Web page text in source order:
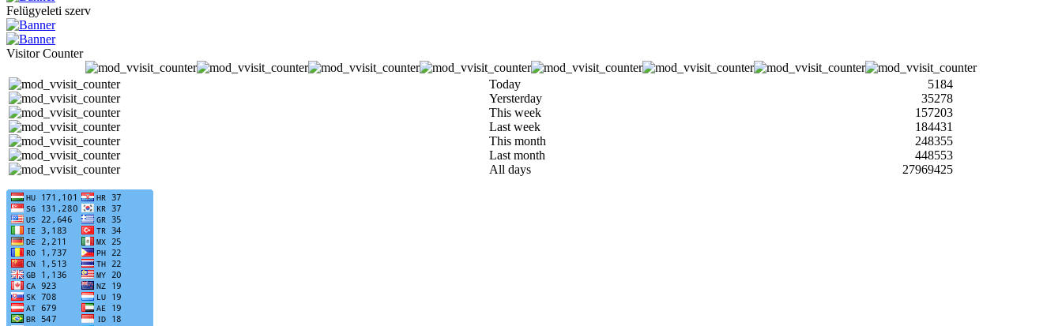
Felügyeleti szerv
Visitor Counter
Today
5184
Yersterday
35278
This week
157203
Last week
184431
This month
248355
Last month
448553
All days
27969425